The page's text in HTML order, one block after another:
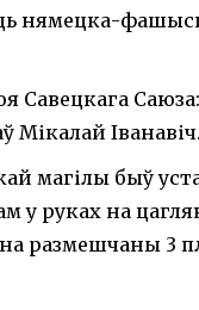
нямецка-
Савецкага
Мікалай Іванавіч.
магілы быў
у руках на
размешчаны 3